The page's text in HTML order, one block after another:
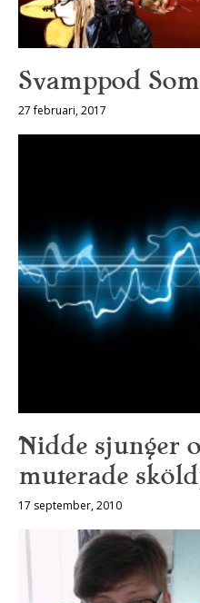
Svamppod
27 februari, 2017
Nidde sjunger
muterade
17 september, 2010